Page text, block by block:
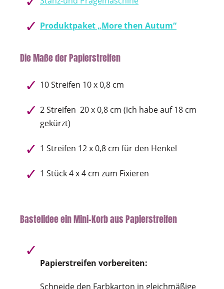
Produktpaket „More then Autum“
Die Maße der Papierstreifen
10 Streifen 10 x 0,8 cm
2 Streifen 20 x 0,8 cm (ich habe auf 18 cm
gekürzt)
1 Streifen 12 x 0,8 cm für den Henkel
1 Stück 4 x 4 cm zum Fixieren
Bastelidee ein Mini-Korb aus Papierstreifen
Papierstreifen vorbereiten:
Schneide den Farbkarton in gleichmäßige